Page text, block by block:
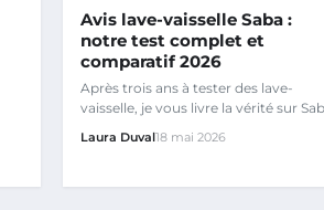
Avis lave-vaisselle Saba :
notre test complet et
comparatif 2026
Après trois ans à tester des lave-
vaisselle, je vous livre la vérité sur
Laura Duval18 mai 2026